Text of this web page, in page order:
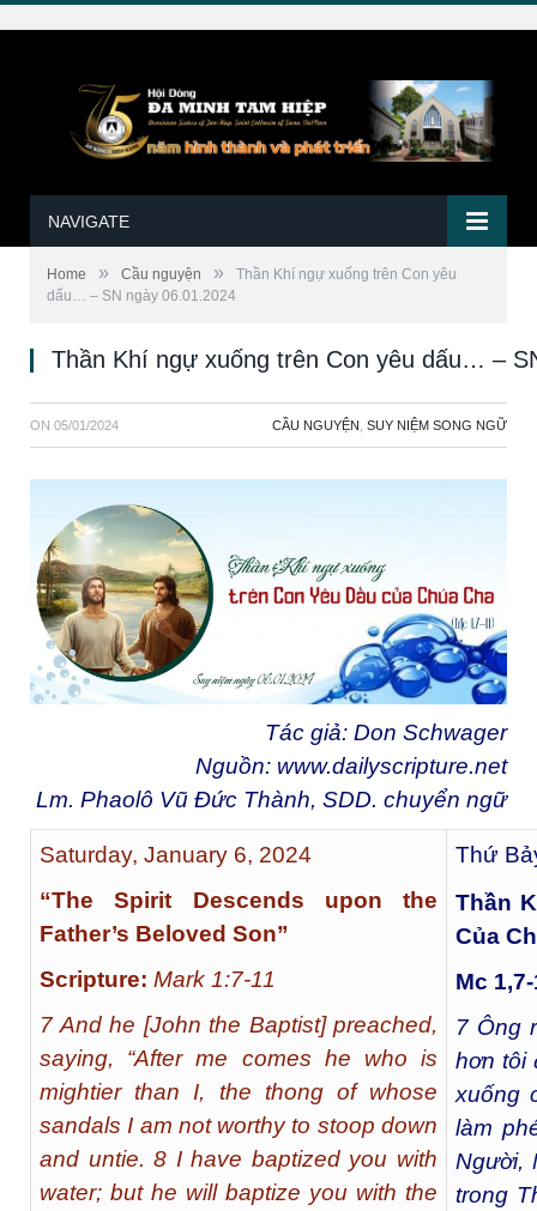
NAVIGATE
Home » Cầu nguyện »
Thần Khí ngự xuống trên Con yêu
dấu… – SN ngày 06.01.2024
Thần Khí ngự xuống trên Con yêu dấu… –
ON 05/01/2024 CẦU NGUYỆN SUY NIỆM SONG NGỮ
Tác giả: Don Schwager
Nguồn: www.dailyscripture.net
Lm. Phaolô Vũ Đức Thành, SDD. chuyển ngữ
Saturday, January 6, 2024
“The Spirit Descends upon the
Father’s Beloved Son”
Scripture: Mark 1:7-11
7 And he [John the Baptist] preached,
saying, “After me comes he who is
mightier than I, the thong of whose
sandals I am not worthy to stoop down
and untie. 8 I have baptized you with
water; but he will baptize you with the
Thứ
Thần
Của
Mc
7 Ông
hơn tôi
xuống
làm
Người,
trong